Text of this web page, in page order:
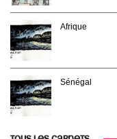
Afrique
Sénégal